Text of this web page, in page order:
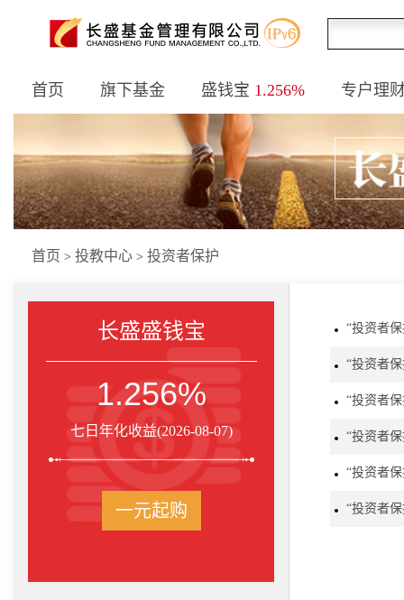
首页 旗下基金 盛钱宝 1.256% 专户理
首页 > 投教中心 > 投资者保护
长盛盛钱宝
1.256%
七日年化收益(2026-08-07)
一元起购
“投资者
“投资者
“投资者
“投资者
“投资者
“投资者